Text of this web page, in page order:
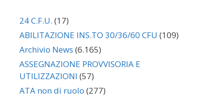
24 C.F.U. (17)
ABILITAZIONE INS.TO 30/36/60 CFU (109)
Archivio News (6.165)
ASSEGNAZIONE PROVVISORIA E
UTILIZZAZIONI (57)
ATA non di ruolo (277)